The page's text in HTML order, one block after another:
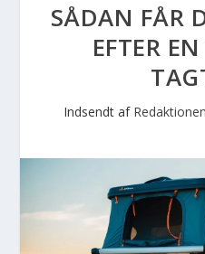
SÅDAN FÅR
EFTER
Indsendt af Redaktionen